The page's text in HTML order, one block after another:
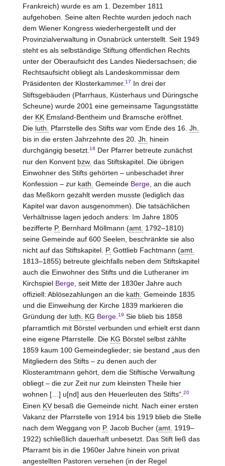
Frankreich) wurde es am 1. Dezember 1811
aufgehoben. Seine alten Rechte wurden jedoch nach
dem Wiener Kongress wiederhergestellt und der
Provinzialverwaltung in Osnabrück unterstellt. Seit 1949
steht es als selbständige Stiftung öffentlichen Rechts
unter der Oberaufsicht des Landes Niedersachsen; die
Rechtsaufsicht obliegt als Landeskommissar dem
Präsidenten der Klosterkammer.17 In drei der
Stiftsgebäuden (Pfarrhaus, Küsterhaus und Düringsche
Scheune) wurde 2001 eine gemeinsame Tagungsstätte
der KK Emsland-Bentheim und Bramsche eröffnet.
Die luth. Pfarrstelle des Stifts war vom Ende des 16. Jh.
bis in die ersten Jahrzehnte des 20. Jh. hinein
durchgängig besetzt.18 Der Pfarrer betreute zunächst
nur den Konvent bzw. das Stiftskapitel. Die übrigen
Einwohner des Stifts gehörten – unbeschadet ihrer
Konfession – zur kath. Gemeinde Berge, an die auch
das Meßkorn gezahlt werden musste (lediglich das
Kapitel war davon ausgenommen). Die tatsächlichen
Verhältnisse lagen jedoch anders: Im Jahre 1805
bezifferte P. Bernhard Möllmann (amt. 1792–1810)
seine Gemeinde auf 600 Seelen, beschränkte sie also
nicht auf das Stiftskapitel. P. Gottlieb Fachtmann (amt.
1813–1855) betreute gleichfalls neben dem Stiftskapitel
auch die Einwohner des Stifts und die Lutheraner im
Kirchspiel Berge, seit Mitte der 1830er Jahre auch
offiziell: Ablösezahlungen an die kath. Gemeinde 1835
und die Einweihung der Kirche 1839 markieren die
Gründung der luth. KG Berge.19 Sie blieb bis 1858
pfarramtlich mit Börstel verbunden und erhielt erst dann
eine eigene Pfarrstelle. Die KG Börstel selbst zählte
1859 kaum 100 Gemeindeglieder; sie bestand „aus den
Mitgliedern des Stifts – zu denen auch der
Klosteramtmann gehört, dem die Stiftische Verwaltung
obliegt – die zur Zeit nur zum kleinsten Theile hier
wohnen […] u[nd] aus den Heuerleuten des Stifts“.20
Einen KVbesaß die Gemeinde nicht. Nach einer ersten
Vakanz der Pfarrstelle von 1914 bis 1919 blieb die Stelle
nach dem Weggang von P. Jacob Bucher (amt. 1919–
1922) schließlich dauerhaft unbesetzt. Das Stift ließ das
Pfarramt bis in die 1960er Jahre hinein von privat
angestellten Pastoren versehen (in der Regel